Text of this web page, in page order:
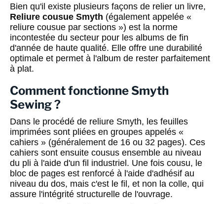
Bien qu'il existe plusieurs façons de relier un livre,
Reliure cousue Smyth (également appelée «
reliure cousue par sections ») est la norme
incontestée du secteur pour les albums de fin
d'année de haute qualité. Elle offre une durabilité
optimale et permet à l'album de rester parfaitement
à plat.
Comment fonctionne Smyth
Sewing ?
Dans le procédé de reliure Smyth, les feuilles
imprimées sont pliées en groupes appelés «
cahiers » (généralement de 16 ou 32 pages). Ces
cahiers sont ensuite cousus ensemble au niveau
du pli à l'aide d'un fil industriel. Une fois cousu, le
bloc de pages est renforcé à l'aide d'adhésif au
niveau du dos, mais c'est le fil, et non la colle, qui
assure l'intégrité structurelle de l'ouvrage.